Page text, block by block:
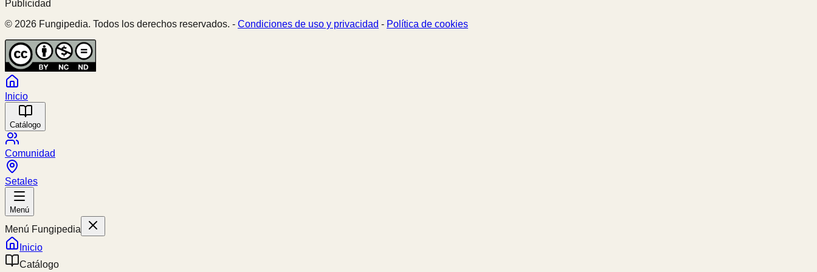
Publicidad
© 2026 Fungipedia. Todos los derechos reservados. - Condiciones de uso y privacidad - Política de cookies
Inicio
Catálogo
Comunidad
Setales
Menú
Menú Fungipedia
Inicio
Catálogo